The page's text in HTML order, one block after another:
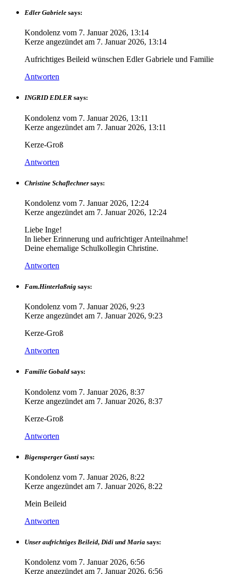
Edler Gabriele says:
Kondolenz vom 7. Januar 2026, 13:14
Kerze angezündet am 7. Januar 2026, 13:14
Aufrichtiges Beileid wünschen Edler Gabriele und Familie
Antworten
INGRID EDLER says:
Kondolenz vom 7. Januar 2026, 13:11
Kerze angezündet am 7. Januar 2026, 13:11
Kerze-Groß
Antworten
Christine Schaflechner says:
Kondolenz vom 7. Januar 2026, 12:24
Kerze angezündet am 7. Januar 2026, 12:24
Liebe Inge!
In lieber Erinnerung und aufrichtiger Anteilnahme!
Deine ehemalige Schulkollegin Christine.
Antworten
Fam.Hinterlaßnig says:
Kondolenz vom 7. Januar 2026, 9:23
Kerze angezündet am 7. Januar 2026, 9:23
Kerze-Groß
Antworten
Familie Gobald says:
Kondolenz vom 7. Januar 2026, 8:37
Kerze angezündet am 7. Januar 2026, 8:37
Kerze-Groß
Antworten
Bigensperger Gusti says:
Kondolenz vom 7. Januar 2026, 8:22
Kerze angezündet am 7. Januar 2026, 8:22
Mein Beileid
Antworten
Unser aufrichtiges Beileid, Didi und Maria says:
Kondolenz vom 7. Januar 2026, 6:56
Kerze angezündet am 7. Januar 2026, 6:56